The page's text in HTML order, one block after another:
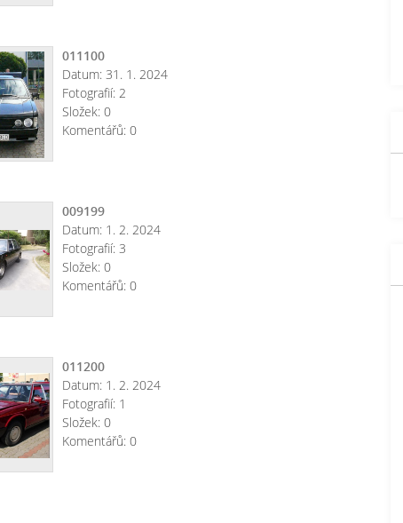
011100
Datum: 31. 1. 2024
Fotografií: 2
Složek: 0
Komentářů: 0
009199
Datum: 1. 2. 2024
Fotografií: 3
Složek: 0
Komentářů: 0
011200
Datum: 1. 2. 2024
Fotografií: 1
Složek: 0
Komentářů: 0